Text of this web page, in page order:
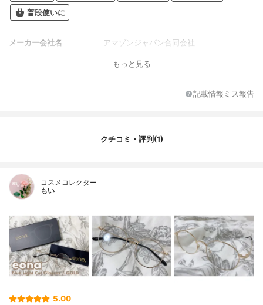
普段使いに
メーカー会社名 アマゾンジャパン合同会社
もっと見る
記載情報ミス報告
クチコミ・評判(1)
コスメコレクター
もい
5.00